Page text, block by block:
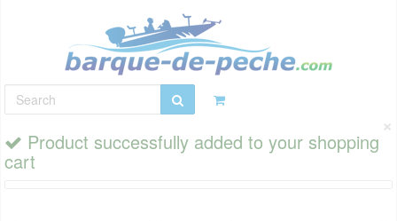
×
Product successfully added to your shopping
cart